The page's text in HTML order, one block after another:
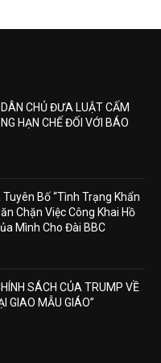
CHỦ ĐƯA LUẬT CẤM
HẠN CHẾ ĐỐI VỚI BÁO
Bố “Tình Trạng Khẩn
Chặn Việc Công Khai Hồ
Mình Cho Đài BBC
SÁCH CỦA TRUMP VỀ
GIAO MẪU GIÁO”